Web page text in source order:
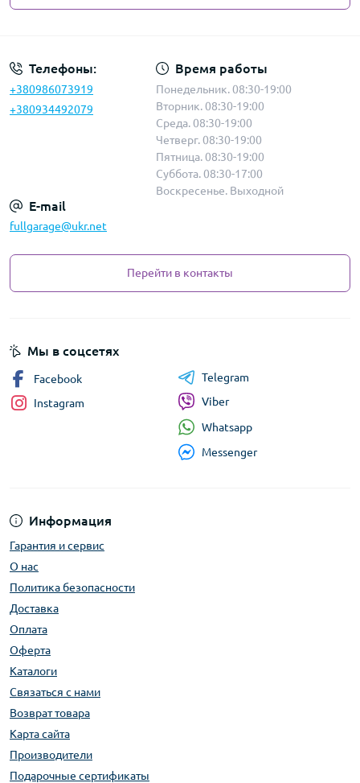
Телефоны:
+380986073919
+380934492079
Время работы
Понедельник. 08:30-19:00
Вторник. 08:30-19:00
Среда. 08:30-19:00
Четверг. 08:30-19:00
Пятница. 08:30-19:00
Суббота. 08:30-17:00
Воскресенье. Выходной
E-mail
fullgarage@ukr.net
Перейти в контакты
Информация
Гарантия и сервис
О нас
Политика безопасности
Доставка
Оплата
Оферта
Каталоги
Связаться с нами
Возврат товара
Карта сайта
Производители
Подарочные сертификаты
Мы в соцсетях
Facebook
Instagram
Telegram
Viber
Whatsapp
Messenger